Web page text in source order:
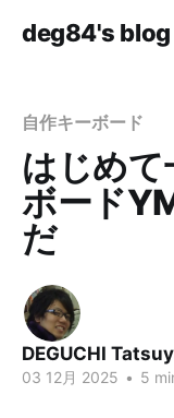
deg84's blog
自作キーボード
はじめて
ボード
だ
DEGUCHI
03 12月 2025 • 5